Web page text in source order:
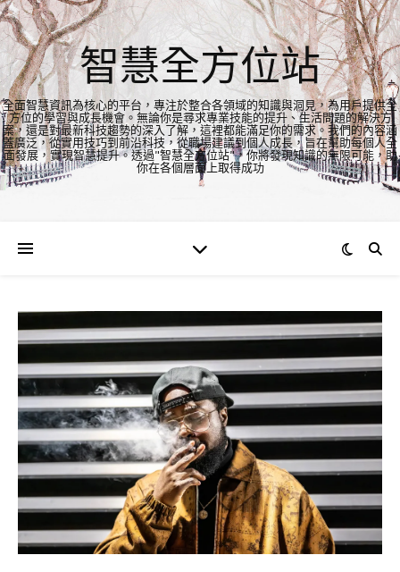
智慧全方位站
全面智慧資訊為核心的平台，專注於整合各領域的知識與洞見，為用戶提供全
方位的學習與成長機會。無論你是尋求專業技能的提升、生活問題的解決方
案，還是對最新科技趨勢的深入了解，這裡都能滿足你的需求。我們的內容涵
蓋廣泛，從實用技巧到前沿科技，從職場建議到個人成長，旨在幫助每個人全
面發展，實現智慧提升。透過"智慧全方位站"，你將發現知識的無限可能，助
你在各個層面上取得成功